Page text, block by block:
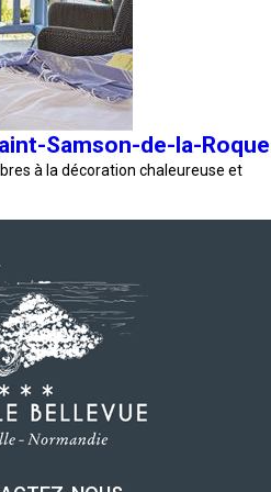
Samson-de-la-Roque
à la décoration chaleureuse et